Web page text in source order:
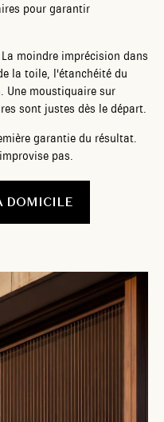
pour garantir
moindre imprécision dans
la toile, l'étanchéité du
Une moustiquaire sur
sont justes dès le départ.
garantie du résultat.
pas.
DOMICILE